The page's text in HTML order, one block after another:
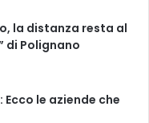
la distanza resta al
di Polignano
Ecco le aziende che